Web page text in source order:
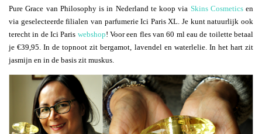
Pure Grace van Philosophy is in Nederland te koop via Skins Cosmeticsen
via geselecteerde filialen van parfumerie Ici Paris XL. Je kunt natuurlijk ook
terecht in de Ici Paris webshop! Voor een fles van 60 ml eau de toilette betaal
je €39,95. In de topnoot zit bergamot, lavendel en waterlelie. In het hart zit
jasmijn en in de basis zit muskus.